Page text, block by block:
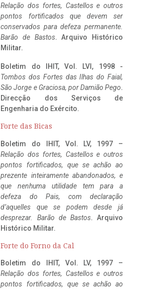
Relação dos fortes, Castellos e outros
pontos fortificados que devem ser
conservados para defeza permanente.
Barão de Bastos. Arquivo Histórico
Militar.
Boletim do IHIT, Vol. LVI, 1998 -
Tombos dos Fortes das Ilhas do Faial,
São Jorge e Graciosa, por Damião Pego.
Direcção dos Serviços de
Engenharia do Exército.
Forte das Bicas
Boletim do IHIT, Vol. LV, 1997 –
Relação dos fortes, Castellos e outros
pontos fortificados, que se achão ao
prezente inteiramente abandonados, e
que nenhuma utilidade tem para a
defeza do Pais, com declaração
d’aquelles que se podem desde já
desprezar. Barão de Bastos. Arquivo
Histórico Militar.
Forte do Forno da Cal
Boletim do IHIT, Vol. LV, 1997 –
Relação dos fortes, Castellos e outros
pontos fortificados, que se achão ao